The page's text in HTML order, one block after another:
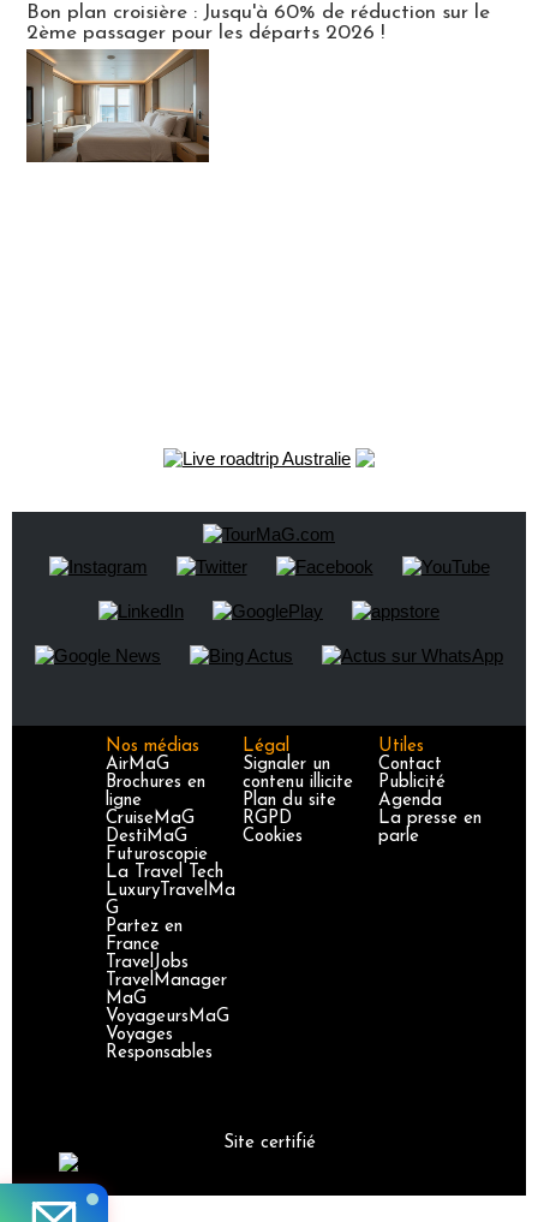
Bon plan croisière : Jusqu'à 60% de réduction sur le
2ème passager pour les départs 2026 !
Nos médias
AirMaG
Brochures en
ligne
CruiseMaG
DestiMaG
Futuroscopie
La Travel Tech
LuxuryTravelMa
G
Partez en
France
TravelJobs
TravelManager
MaG
VoyageursMaG
Voyages
Responsables
Légal
Signaler un
contenu illicite
Plan du site
RGPD
Cookies
Utiles
Contact
Publicité
Agenda
La presse en
parle
Site certifié